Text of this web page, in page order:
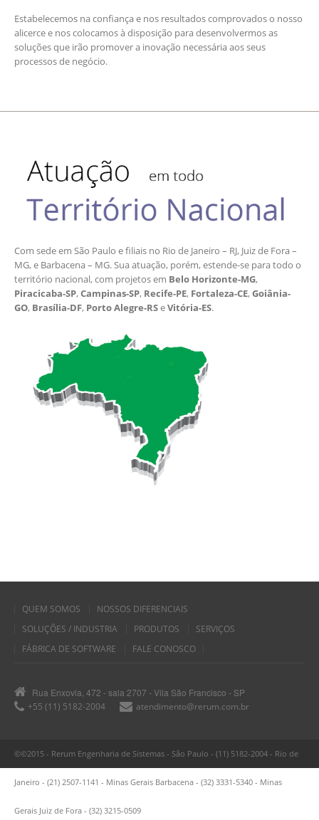
Estabelecemos na confiança e nos resultados comprovados o nosso
alicerce e nos colocamos à disposição para desenvolvermos as
soluções que irão promover a inovação necessária aos seus
processos de negócio.
Com sede em São Paulo e filiais no Rio de Janeiro – RJ, Juiz de Fora –
MG, e Barbacena – MG. Sua atuação, porém, estende-se para todo o
território nacional, com projetos em Belo Horizonte-MG,
Piracicaba-SP,Campinas-SP, Recife-PE, Fortaleza-CE,Goiânia-
GO, Brasília-DF, Porto Alegre-RSeVitória-ES.
QUEM SOMOS
NOSSOS DIFERENCIAIS
SOLUÇÕES / INDUSTRIA
PRODUTOS
SERVIÇOS
FÁBRICA DE SOFTWARE
FALE CONOSCO
Rua Enxovia, 472 - sala 2707 - Vila São Francisco - SP
+55 (11) 5182-2004
atendimento@rerum.com.br
©©2015 - Rerum Engenharia de Sistemas - São Paulo - (11) 5182-2004 - Rio de
Janeiro - (21) 2507-1141 - Minas Gerais Barbacena - (32) 3331-5340 - Minas
Gerais Juiz de Fora - (32) 3215-0509